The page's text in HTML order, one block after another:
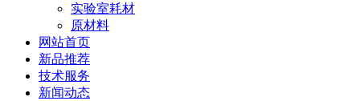
实验室耗材
原材料
网站首页
新品推荐
技术服务
新闻动态